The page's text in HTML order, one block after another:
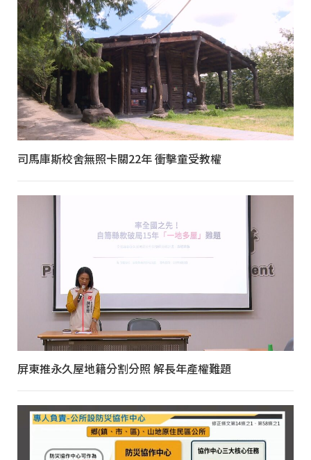
司馬庫斯校舍無照卡關22年 衝擊童受教權
屏東推永久屋地籍分割分照 解長年產權難題